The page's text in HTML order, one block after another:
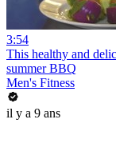
3:54
This healthy and
summer BBQ
Men's Fitness
il y a 9 ans